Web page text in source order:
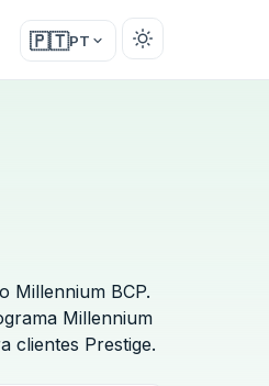
🇵🇹PT
Millennium BCP.
Millennium
clientes Prestige.